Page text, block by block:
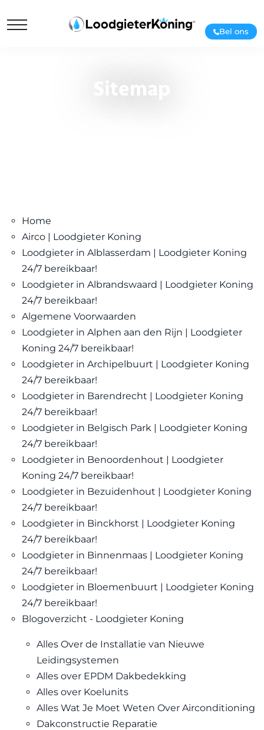
Bel ons
Sitemap
Home
Airco | Loodgieter Koning
Loodgieter in Alblasserdam | Loodgieter Koning
24/7 bereikbaar!
Loodgieter in Albrandswaard | Loodgieter Koning
24/7 bereikbaar!
Algemene Voorwaarden
Loodgieter in Alphen aan den Rijn | Loodgieter
Koning 24/7 bereikbaar!
Loodgieter in Archipelbuurt | Loodgieter Koning
24/7 bereikbaar!
Loodgieter in Barendrecht | Loodgieter Koning
24/7 bereikbaar!
Loodgieter in Belgisch Park | Loodgieter Koning
24/7 bereikbaar!
Loodgieter in Benoordenhout | Loodgieter
Koning 24/7 bereikbaar!
Loodgieter in Bezuidenhout | Loodgieter Koning
24/7 bereikbaar!
Loodgieter in Binckhorst | Loodgieter Koning
24/7 bereikbaar!
Loodgieter in Binnenmaas | Loodgieter Koning
24/7 bereikbaar!
Loodgieter in Bloemenbuurt | Loodgieter Koning
24/7 bereikbaar!
Blogoverzicht - Loodgieter Koning
Alles Over de Installatie van Nieuwe
Leidingsystemen
Alles over EPDM Dakbedekking
Alles over Koelunits
Alles Wat Je Moet Weten Over Airconditioning
Dakconstructie Reparatie